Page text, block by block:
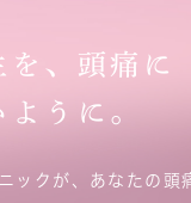
を、頭痛に
うに。
ックが、あなたの頭